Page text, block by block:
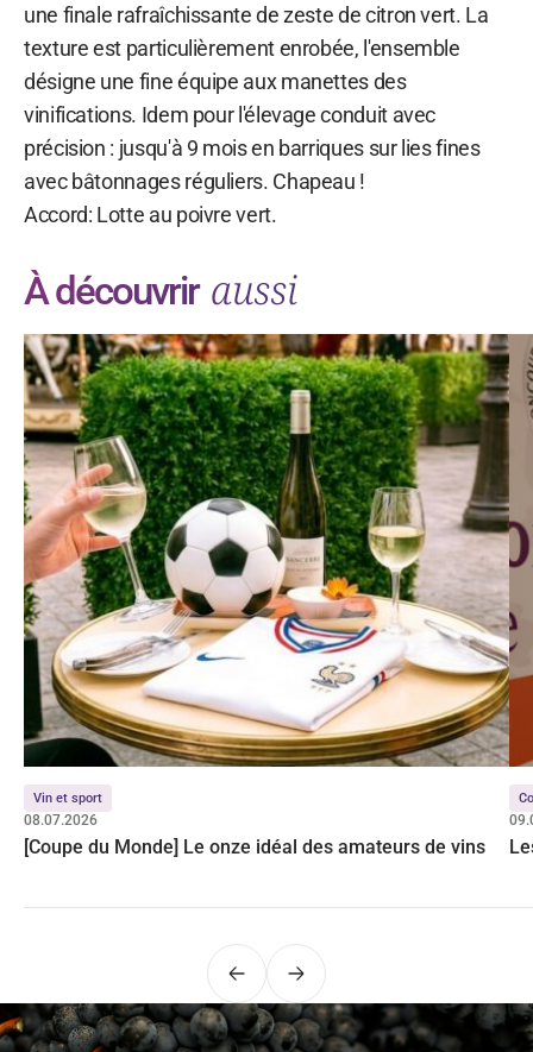
une finale rafraîchissante de zeste de citron vert. La
texture est particulièrement enrobée, l'ensemble
désigne une fine équipe aux manettes des
vinifications. Idem pour l'élevage conduit avec
précision : jusqu'à 9 mois en barriques sur lies fines
avec bâtonnages réguliers. Chapeau !
Accord: Lotte au poivre vert.
À découvrir aussi
Vin et sport
08.07.2026
[Coupe du Monde] Le onze idéal des amateurs de vins
PrécédentSuivant